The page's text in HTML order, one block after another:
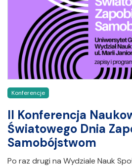
Konferencje
II Konferencja
Światowego Dnia
Samobójstwom
Po raz drugi na Wydziale Nauk